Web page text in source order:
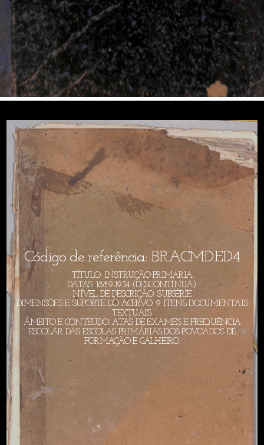
Código de referência: BR.ACMD.ED4
TÍTULO: INSTRUÇÃO PRIMÁRIA
DATAS: 1889-1934 (DESCONTÍNUA)
NÍVEL DE DESCRIÇÃO: SUBSÉRIE
DIMENSÕES E SUPORTE DO ACERVO: 9 ITENS DOCUMENTAIS
TEXTUAIS.
ÂMBITO E CONTEÚDO: ATAS DE EXAMES E FREQUÊNCIA
ESCOLAR DAS ESCOLAS PRIMÁRIAS DOS POVOADOS DE
FORMAÇÃO E GALHEIRO.